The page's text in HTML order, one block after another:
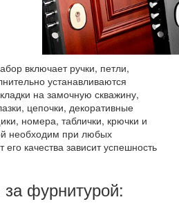
включает ручки, петли,
устанавливаются
на замочную скважину,
цепочки, декоративные
номера, таблички, крючки и
необходим при любых
его качества зависит успешность
фурнитурой: